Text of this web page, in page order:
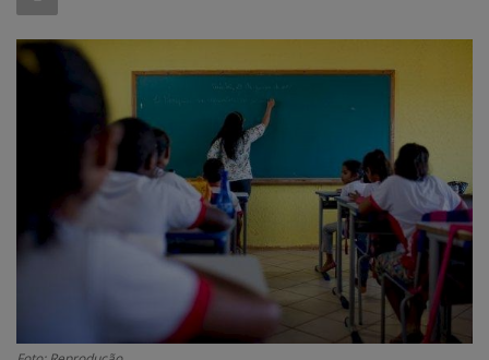
MEIO AMBIENTE
COMO ANUNCIAR
RÁDIO AO VIVO
QUEM SOMOS
CONTATO